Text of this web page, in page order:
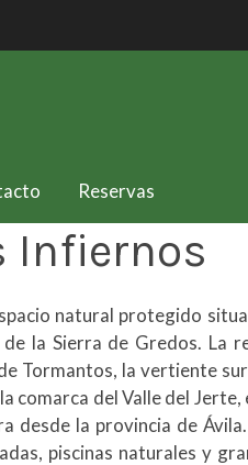
Reservas
Infiernos
natural protegido
la Sierra de Gredos. La
Tormantos, la vertiente
comarca del Valle del Jerte,
desde la provincia de
piscinas naturales y